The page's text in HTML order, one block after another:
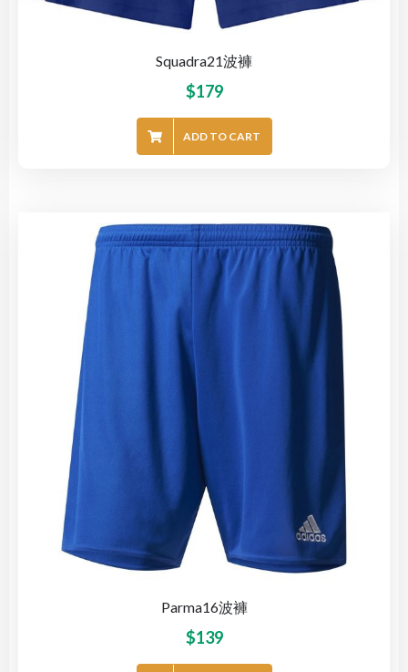
Squadra21波褲
$179
ADD TO CART
Parma16波褲
$139